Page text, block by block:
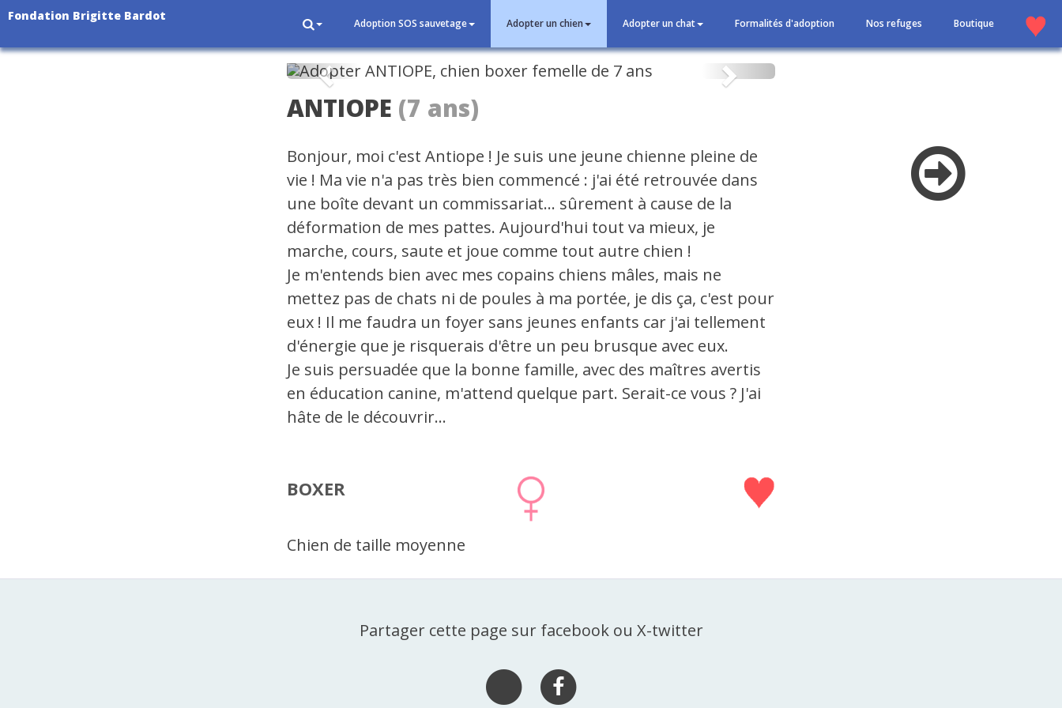
Fondation Brigitte Bardot
Adoption SOS sauvetage Adopter un chien Adopter un chat Formalités d'adoption Nos refuges Boutique
Précédent Suivant
ANTIOPE (7 ans)
Bonjour, moi c'est Antiope ! Je suis une jeune chienne pleine de
vie ! Ma vie n'a pas très bien commencé : j'ai été retrouvée dans
une boîte devant un commissariat... sûrement à cause de la
déformation de mes pattes. Aujourd'hui tout va mieux, je
marche, cours, saute et joue comme tout autre chien !
Je m'entends bien avec mes copains chiens mâles, mais ne
mettez pas de chats ni de poules à ma portée, je dis ça, c'est pour
eux ! Il me faudra un foyer sans jeunes enfants car j'ai tellement
d'énergie que je risquerais d'être un peu brusque avec eux.
Je suis persuadée que la bonne famille, avec des maîtres avertis
en éducation canine, m'attend quelque part. Serait-ce vous ? J'ai
hâte de le découvrir...
BOXER
Chien de taille moyenne
Partager cette page sur facebook ou X-twitter